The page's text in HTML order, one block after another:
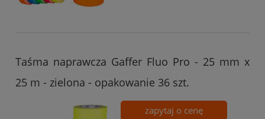
Taśma naprawcza Gaffer Fluo Pro - 25 mm x
25 m - zielona - opakowanie 36 szt.
zapytaj o cenę